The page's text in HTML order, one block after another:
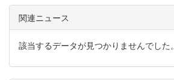
関連ニュース
該当するデータが見つかりませんでした。